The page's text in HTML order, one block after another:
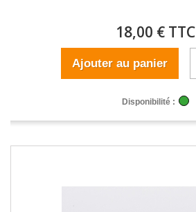
18,00 € TTC
Ajouter au panier
Disponibilité :